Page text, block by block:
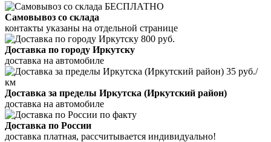
БЕСПЛАТНО
Самовывоз со склада
контакты указаны на отдельной странице
800 руб.
Доставка по городу Иркутску
доставка на автомобиле
35 руб./
км
Доставка за пределы Иркутска (Иркутский район)
доставка на автомобиле
по факту
Доставка по России
доставка платная, рассчитывается индивидуально!